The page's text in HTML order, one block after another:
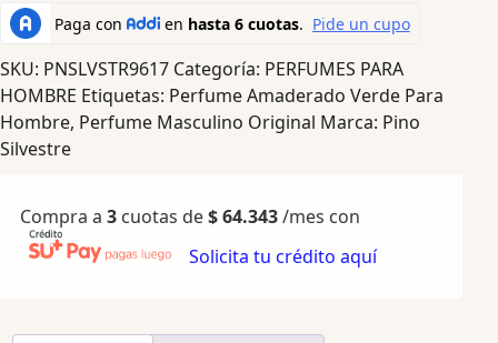
SKU: PNSLVSTR9617 Categoría: PERFUMES PARA
HOMBRE Etiquetas: Perfume Amaderado Verde Para
Hombre, Perfume Masculino Original Marca: Pino
Silvestre
Compra a 3 cuotas de$64.343/mes con
Solicita tu crédito aquí